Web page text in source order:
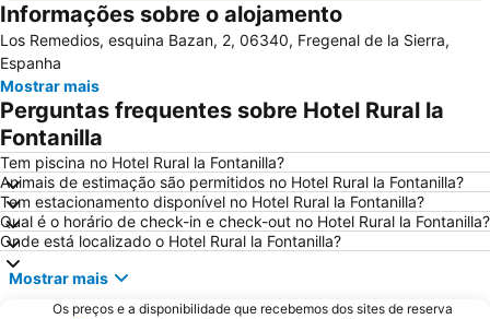
Informações sobre o alojamento
Los Remedios, esquina Bazan, 2, 06340, Fregenal de la Sierra,
Espanha
Mostrar mais
Perguntas frequentes sobre Hotel Rural la
Fontanilla
Tem piscina no Hotel Rural la Fontanilla?
Animais de estimação são permitidos no Hotel Rural la Fontanilla?
Tem estacionamento disponível no Hotel Rural la Fontanilla?
Qual é o horário de check-in e check-out no Hotel Rural la Fontanilla?
Onde está localizado o Hotel Rural la Fontanilla?
Mostrar mais
Os preços e a disponibilidade que recebemos dos sites de reserva